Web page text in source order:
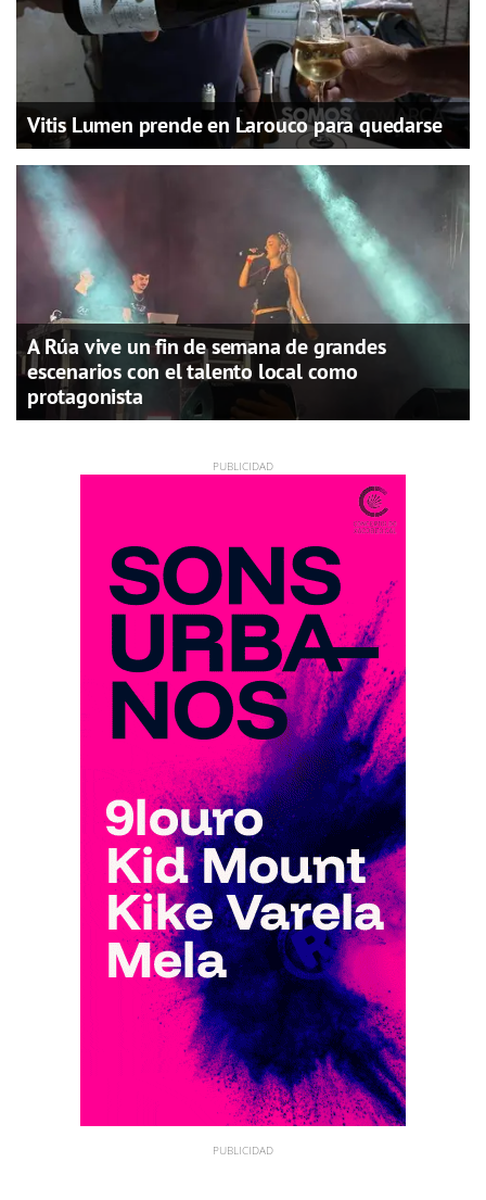
Vitis Lumen prende en Larouco para quedarse
A Rúa vive un fin de semana de grandes
escenarios con el talento local como
protagonista